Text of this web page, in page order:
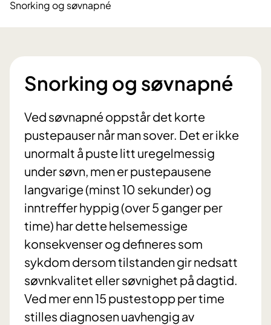
Snorking og søvnapné
Snorking og søvnapné
Ved søvnapné oppstår det korte
pustepauser når man sover. Det er ikke
unormalt å puste litt uregelmessig
under søvn, men er pustepausene
langvarige (minst 10 sekunder) og
inntreffer hyppig (over 5 ganger per
time) har dette helsemessige
konsekvenser og defineres som
sykdom dersom tilstanden gir nedsatt
søvnkvalitet eller søvnighet på dagtid.
Ved mer enn 15 pustestopp per time
stilles diagnosen uavhengig av